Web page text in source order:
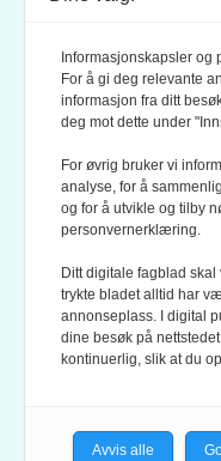
POSTBOKS 9007
0133 OSLO
LES OGSÅ:
KONTEKSTS
KONTEKST ER
VÆR VARSOM-
Informasjonskapsler og
For å gi deg relevante
informasjon fra ditt
deg mot dette under
For øvrig bruker vi
analyse, for å
og for å utvikle og tilby
personvernerklæring.
Ditt digitale fagblad
trykte bladet alltid har
annonseplass. I digital
dine besøk på
kontinuerlig, slik at du
Avvis alle